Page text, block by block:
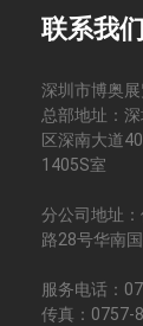
联系我们
深圳市博奥
总部地址：
区深南大道
1405S室
分公司地址
路28号华南
服务电话：
传真：0757-